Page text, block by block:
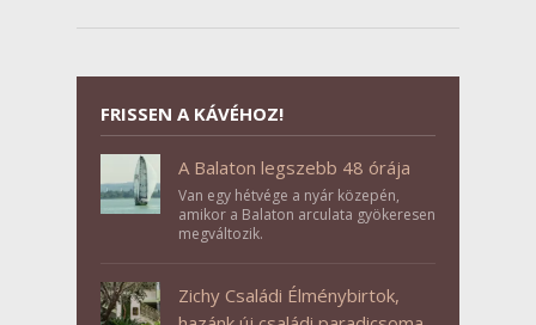
FRISSEN A KÁVÉHOZ!
A Balaton legszebb 48 órája
Van egy hétvége a nyár közepén,
amikor a Balaton arculata gyökeresen
megváltozik.
Zichy Családi Élménybirtok,